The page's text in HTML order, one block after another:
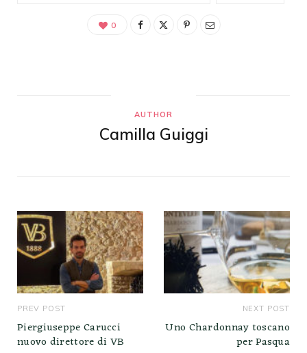
0
AUTHOR
Camilla Guiggi
PREV POST
Piergiuseppe Carucci
nuovo direttore di VB
NEXT POST
Uno Chardonnay toscano
per Pasqua